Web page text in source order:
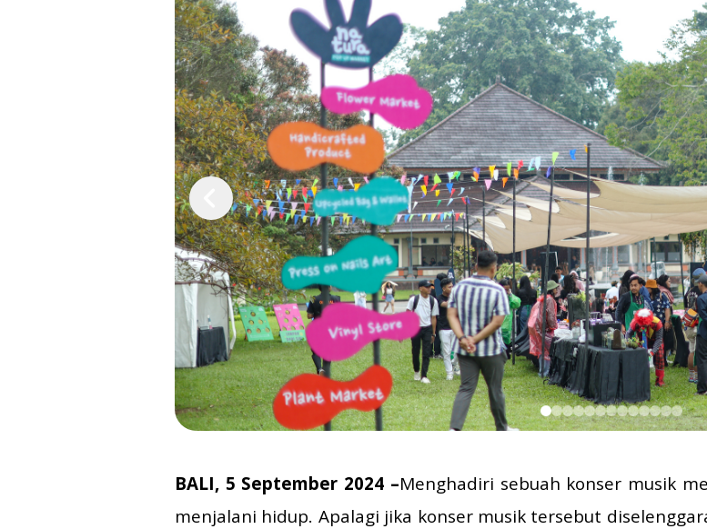
BALI, 5 September 2024 –Menghadiri sebuah konser musik
menjalani hidup. Apalagi jika konser musik tersebut